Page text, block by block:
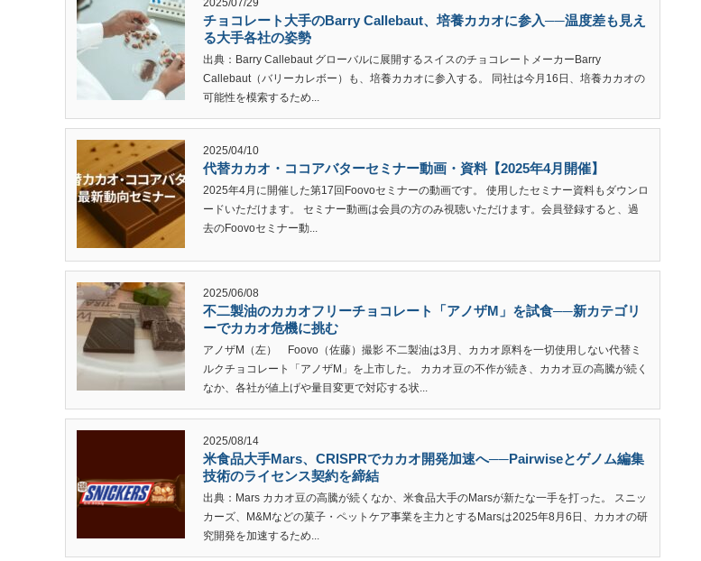
チョコレート大手のBarry Callebaut、培養カカオに参入──温度差も見え
る大手各社の姿勢
出典：Barry Callebaut グローバルに展開するスイスのチョコレートメーカーBarry
Callebaut（バリーカレボー）も、培養カカオに参入する。 同社は今月16日、培養カカオの
可能性を模索するため...
2025/04/10
代替カカオ・ココアバターセミナー動画・資料【2025年4月開催】
2025年4月に開催した第17回Foovoセミナーの動画です。 使用したセミナー資料もダウンロ
ードいただけます。 セミナー動画は会員の方のみ視聴いただけます。会員登録すると、過
去のFoovoセミナー動...
2025/06/08
不二製油のカカオフリーチョコレート「アノザM」を試食──新カテゴリ
ーでカカオ危機に挑む
アノザM（左） Foovo（佐藤）撮影 不二製油は3月、カカオ原料を一切使用しない代替ミ
ルクチョコレート「アノザM」を上市した。 カカオ豆の不作が続き、カカオ豆の高騰が続く
なか、各社が値上げや量目変更で対応する状...
2025/08/14
米食品大手Mars、CRISPRでカカオ開発加速へ──Pairwiseとゲノム編集
技術のライセンス契約を締結
出典：Mars カカオ豆の高騰が続くなか、米食品大手のMarsが新たな一手を打った。 スニッ
カーズ、M&Mなどの菓子・ペットケア事業を主力とするMarsは2025年8月6日、カカオの研
究開発を加速するため...